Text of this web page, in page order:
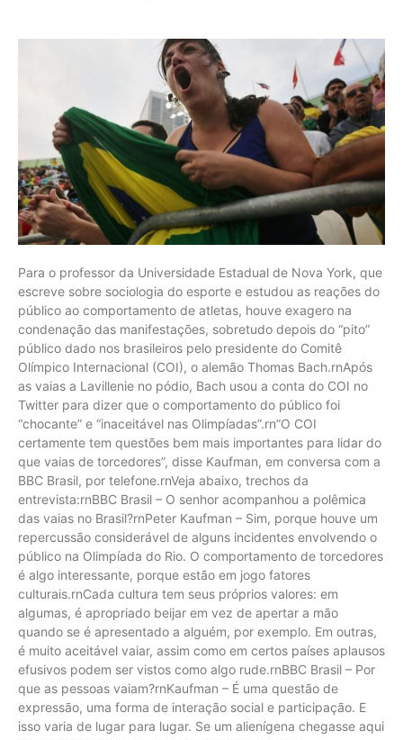
Para o professor da Universidade Estadual de Nova York, que
escreve sobre sociologia do esporte e estudou as reações do
público ao comportamento de atletas, houve exagero na
condenação das manifestações, sobretudo depois do “pito”
público dado nos brasileiros pelo presidente do Comitê
Olímpico Internacional (COI), o alemão Thomas Bach.rnApós
as vaias a Lavillenie no pódio, Bach usou a conta do COI no
Twitter para dizer que o comportamento do público foi
“chocante” e “inaceitável nas Olimpíadas”.rn”O COI
certamente tem questões bem mais importantes para lidar do
que vaias de torcedores”, disse Kaufman, em conversa com a
BBC Brasil, por telefone.rnVeja abaixo, trechos da
entrevista:rnBBC Brasil – O senhor acompanhou a polêmica
das vaias no Brasil?rnPeter Kaufman – Sim, porque houve um
repercussão considerável de alguns incidentes envolvendo o
público na Olimpíada do Rio. O comportamento de torcedores
é algo interessante, porque estão em jogo fatores
culturais.rnCada cultura tem seus próprios valores: em
algumas, é apropriado beijar em vez de apertar a mão
quando se é apresentado a alguém, por exemplo. Em outras,
é muito aceitável vaiar, assim como em certos países aplausos
efusivos podem ser vistos como algo rude.rnBBC Brasil – Por
que as pessoas vaiam?rnKaufman – É uma questão de
expressão, uma forma de interação social e participação. E
isso varia de lugar para lugar. Se um alienígena chegasse aqui